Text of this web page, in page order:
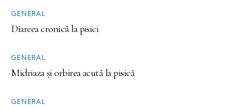
GENERAL
Diareea cronică la pisici
GENERAL
Midriaza și orbirea acută la pisică
GENERAL